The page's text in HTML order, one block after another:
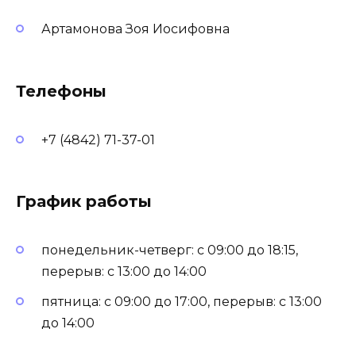
Артамонова Зоя Иосифовна
Телефоны
+7 (4842) 71-37-01
График работы
понедельник-четверг: с 09:00 до 18:15,
перерыв: с 13:00 до 14:00
пятница: с 09:00 до 17:00, перерыв: с 13:00
до 14:00